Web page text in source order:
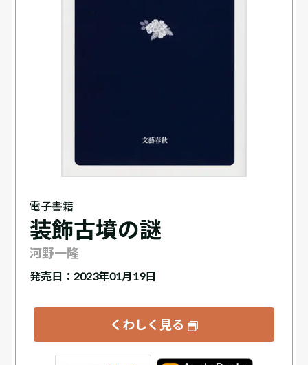
電子書籍
装飾古墳の謎
河野一隆
発売日：2023年01月19日
くわしく見る